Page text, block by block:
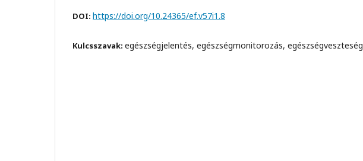
DOI: https://doi.org/10.24365/ef.v57i1.8
Kulcsszavak: egészségjelentés, egészségmonitorozás, egészségveszteség